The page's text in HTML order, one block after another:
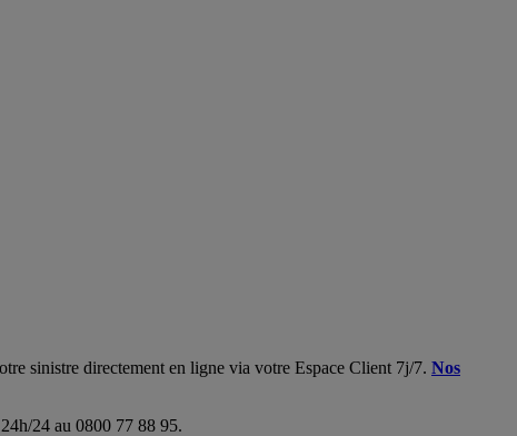
sinistre directement en ligne via votre Espace Client 7j/7. Nos
24 au 0800 77 88 95.